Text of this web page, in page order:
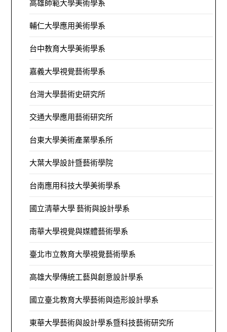
高雄師範大學美術學系
輔仁大學應用美術學系
台中教育大學美術學系
嘉義大學視覺藝術學系
台灣大學藝術史研究所
交通大學應用藝術研究所
台東大學美術產業學系所
大葉大學設計暨藝術學院
台南應用科技大學美術學系
國立清華大學 藝術與設計學系
南華大學視覺與媒體藝術學系
臺北市立教育大學視覺藝術學系
高雄大學傳統工藝與創意設計學系
國立臺北教育大學藝術與造形設計學系
東華大學藝術與設計學系暨科技藝術研究所